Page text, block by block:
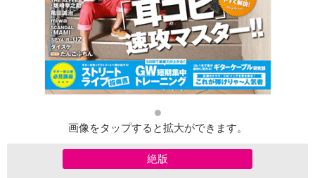
画像をタップすると拡大ができます。
絶版